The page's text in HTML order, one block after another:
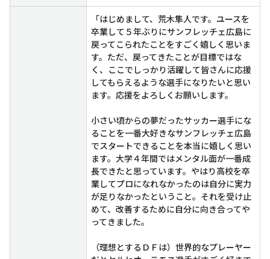
「はじめまして、荒木隼人です。ユースを
卒業して５年ぶりにサンフレッチェ広島に
戻ってこられたことをすごく嬉しく思いま
す。ただ、戻ってきたことが目標ではな
く、ここでしっかり活躍して皆さんに応援
してもらえるような選手になりたいと思い
ます。応援をよろしくお願いします。
小さい頃からの夢だったサッカー選手にな
ることを一番大好きなサンフレッチェ広島
でスタートできることを本当に嬉しく思い
ます。大学４年間ではメンタル面が一番成
長できたと思っています。やはり高校を卒
業してプロになれなかったのは自分に実力
が足りなかったということ。それを受け止
めて、改善するために自分に向き合ってや
ってきました。
（理想とするＤＦは）世界的なプレーヤー